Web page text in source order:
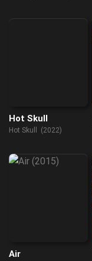
Hot Skull
Hot Skull (2022)
Air